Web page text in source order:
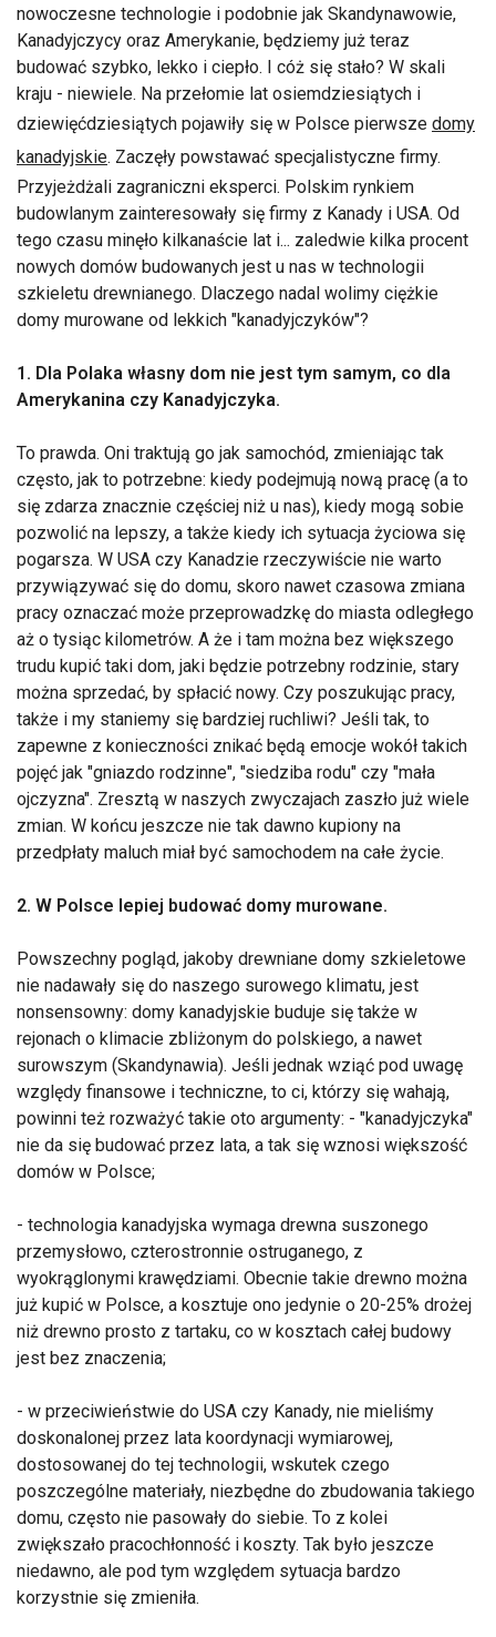
nowoczesne technologie i podobnie jak Skandynawowie,
Kanadyjczycy oraz Amerykanie, będziemy już teraz
budować szybko, lekko i ciepło. I cóż się stało? W skali
kraju - niewiele. Na przełomie lat osiemdziesiątych i
dziewięćdziesiątych pojawiły się w Polsce pierwsze domy
kanadyjskie. Zaczęły powstawać specjalistyczne firmy.
Przyjeżdżali zagraniczni eksperci. Polskim rynkiem
budowlanym zainteresowały się firmy z Kanady i USA. Od
tego czasu minęło kilkanaście lat i... zaledwie kilka procent
nowych domów budowanych jest u nas w technologii
szkieletu drewnianego. Dlaczego nadal wolimy ciężkie
domy murowane od lekkich "kanadyjczyków"?
1. Dla Polaka własny dom nie jest tym samym, co dla
Amerykanina czy Kanadyjczyka.
To prawda. Oni traktują go jak samochód, zmieniając tak
często, jak to potrzebne: kiedy podejmują nową pracę (a to
się zdarza znacznie częściej niż u nas), kiedy mogą sobie
pozwolić na lepszy, a także kiedy ich sytuacja życiowa się
pogarsza. W USA czy Kanadzie rzeczywiście nie warto
przywiązywać się do domu, skoro nawet czasowa zmiana
pracy oznaczać może przeprowadzkę do miasta odległego
aż o tysiąc kilometrów. A że i tam można bez większego
trudu kupić taki dom, jaki będzie potrzebny rodzinie, stary
można sprzedać, by spłacić nowy. Czy poszukując pracy,
także i my staniemy się bardziej ruchliwi? Jeśli tak, to
zapewne z konieczności znikać będą emocje wokół takich
pojęć jak "gniazdo rodzinne", "siedziba rodu" czy "mała
ojczyzna". Zresztą w naszych zwyczajach zaszło już wiele
zmian. W końcu jeszcze nie tak dawno kupiony na
przedpłaty maluch miał być samochodem na całe życie.
2. W Polsce lepiej budować domy murowane.
Powszechny pogląd, jakoby drewniane domy szkieletowe
nie nadawały się do naszego surowego klimatu, jest
nonsensowny: domy kanadyjskie buduje się także w
rejonach o klimacie zbliżonym do polskiego, a nawet
surowszym (Skandynawia). Jeśli jednak wziąć pod uwagę
względy finansowe i techniczne, to ci, którzy się wahają,
powinni też rozważyć takie oto argumenty: - "kanadyjczyka"
nie da się budować przez lata, a tak się wznosi większość
domów w Polsce;
- technologia kanadyjska wymaga drewna suszonego
przemysłowo, czterostronnie ostruganego, z
wyokrąglonymi krawędziami. Obecnie takie drewno można
już kupić w Polsce, a kosztuje ono jedynie o 20-25% drożej
niż drewno prosto z tartaku, co w kosztach całej budowy
jest bez znaczenia;
- w przeciwieństwie do USA czy Kanady, nie mieliśmy
doskonalonej przez lata koordynacji wymiarowej,
dostosowanej do tej technologii, wskutek czego
poszczególne materiały, niezbędne do zbudowania takiego
domu, często nie pasowały do siebie. To z kolei
zwiększało pracochłonność i koszty. Tak było jeszcze
niedawno, ale pod tym względem sytuacja bardzo
korzystnie się zmieniła.